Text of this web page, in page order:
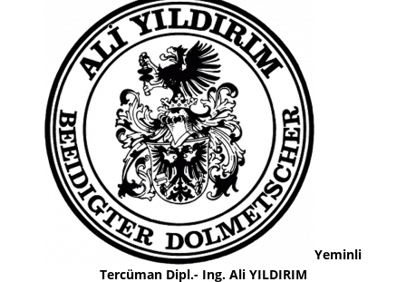
Yeminli
Tercüman Dipl.- Ing. Ali YILDIRIM